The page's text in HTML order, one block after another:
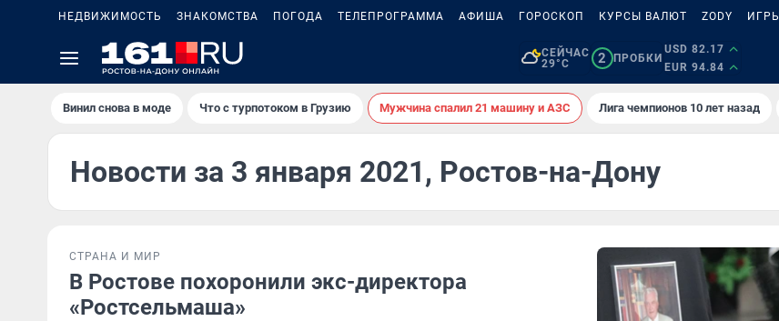
НЕДВИЖИМОСТЬ ЗНАКОМСТВА ПОГОДА ТЕЛЕПРОГРАММА АФИША ГОРОСКОП КУРСЫ ВАЛЮТ ZODY ИГРЫ
СЕЙЧАС
29°C
2 ПРОБКИ
USD 82.17
EUR 94.84
Винил снова в моде Что с турпотоком в Грузию Мужчина спалил 21 машину и АЗС Лига чемпионов 10 лет назад
Новости за 3 января 2021, Ростов-на-Дону
СТРАНА И МИР
В Ростове похоронили экс-директора
«Ростсельмаша»